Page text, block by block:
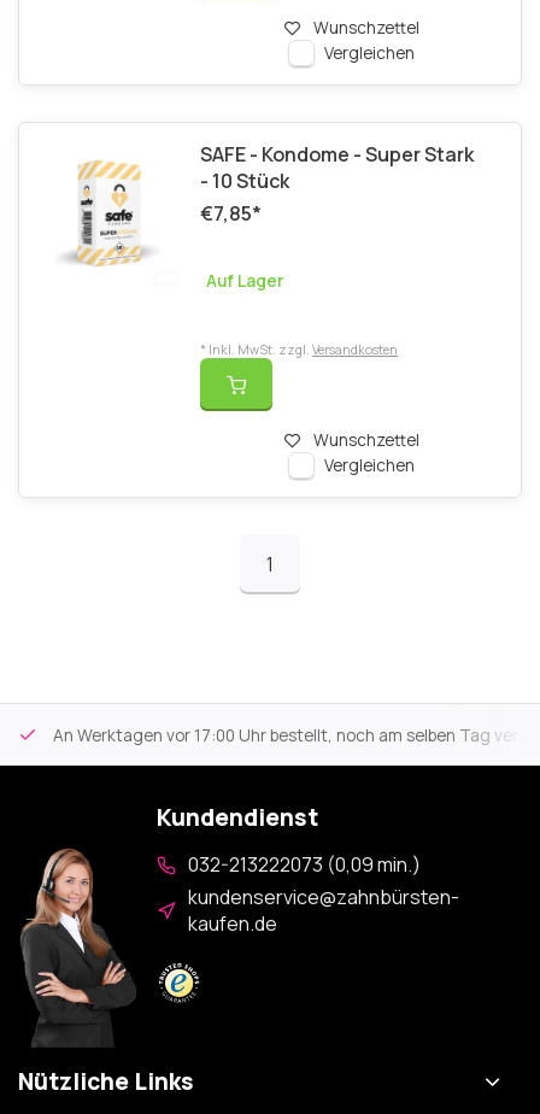
Wunschzettel
Vergleichen
SAFE - Kondome - Super Stark
- 10 Stück
€7,85*
Auf Lager
Wunschzettel
Vergleichen
* Inkl. MwSt. zzgl. Versandkosten
1
An Werktagen vor 17:00 Uhr bestellt, noch am selben Tag
Kundendienst
032-213222073 (0,09 min.)
kundenservice@zahnbürsten-
kaufen.de
Nützliche Links